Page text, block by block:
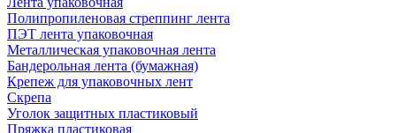
Полипропиленовая стреппинг лента
ПЭТ лента упаковочная
Металлическая упаковочная лента
Бандерольная лента (бумажная)
Крепеж для упаковочных лент
Скрепа
Уголок защитных пластиковый
Пряжка пластиковая